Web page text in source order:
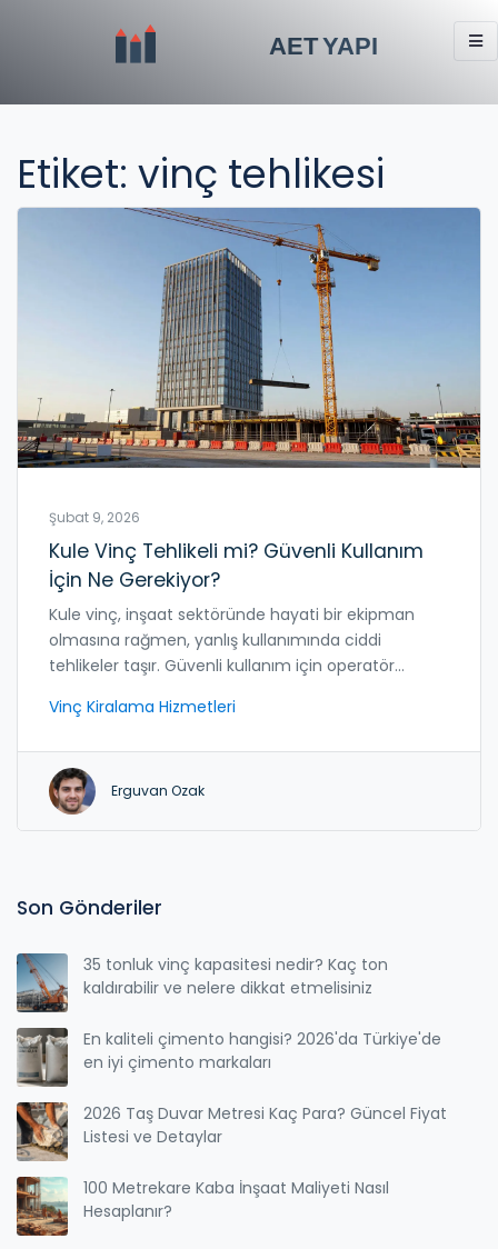
Etiket: vinç tehlikesi
Şubat 9, 2026
Kule Vinç Tehlikeli mi? Güvenli Kullanım
İçin Ne Gerekiyor?
Kule vinç, inşaat sektöründe hayati bir ekipman
olmasına rağmen, yanlış kullanımında ciddi
tehlikeler taşır. Güvenli kullanım için operatör
sahiptir.
Vinç Kiralama Hizmetleri
Erguvan Ozak
Son Gönderiler
35 tonluk vinç kapasitesi nedir? Kaç ton
kaldırabilir ve nelere dikkat etmelisiniz
En kaliteli çimento hangisi? 2026'da Türkiye'de
en iyi çimento markaları
2026 Taş Duvar Metresi Kaç Para? Güncel Fiyat
Listesi ve Detaylar
100 Metrekare Kaba İnşaat Maliyeti Nasıl
Hesaplanır?